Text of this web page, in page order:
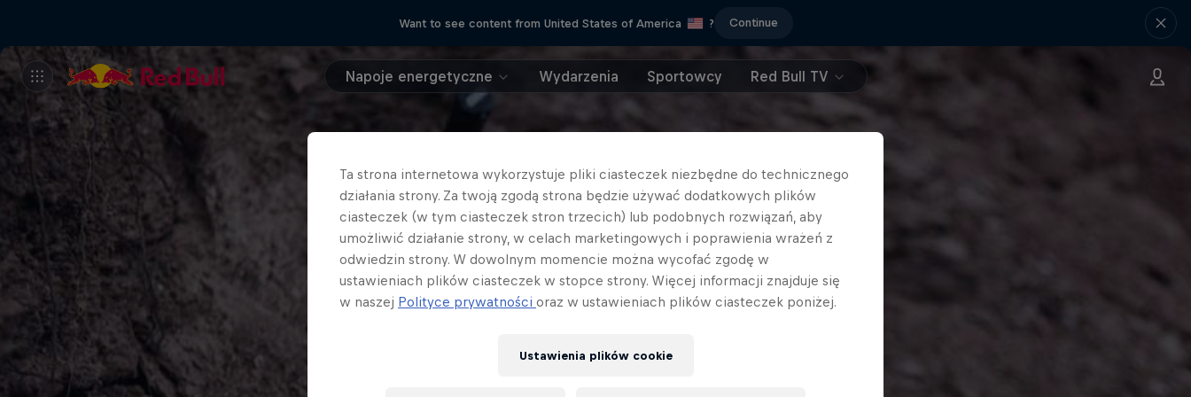
Want to see content from United States of America ? Continue
Napoje energetyczne Wydarzenia Sportowcy Red Bull TV
Ta strona internetowa wykorzystuje pliki ciasteczek niezbędne do technicznego
działania strony. Za twoją zgodą strona będzie używać dodatkowych plików
ciasteczek (w tym ciasteczek stron trzecich) lub podobnych rozwiązań, aby
umożliwić działanie strony, w celach marketingowych i poprawienia wrażeń z
odwiedzin strony. W dowolnym momencie można wycofać zgodę w
ustawieniach plików ciasteczek w stopce strony. Więcej informacji znajduje się
w naszej Polityce prywatności oraz w ustawieniach plików ciasteczek poniżej.
Ustawienia plików cookie